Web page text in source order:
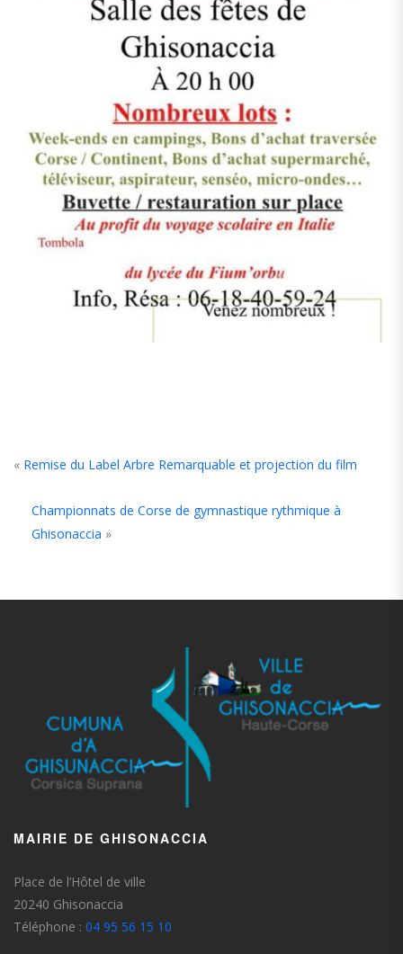
« Remise du Label Arbre Remarquable et projection du film
Championnats de Corse de gymnastique rythmique à
Ghisonaccia »
MAIRIE DE GHISONACCIA
Place de l’Hôtel de ville
20240 Ghisonaccia
Téléphone : 04 95 56 15 10